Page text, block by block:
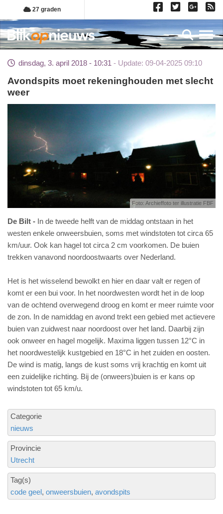
Overslaan
en
naar
de
gaan
27 graden
dinsdag, 3. april 2018 - 10:31 Update: 09-04-2025 09:10
Avondspits moet rekeninghouden met slecht
weer
Foto: Archieffoto ter illustratie FBF
De Bilt
In de tweede helft van de middag ontstaan in het
westen enkele onweersbuien, soms met windstoten tot circa 65
km/uur. Ook kan hagel tot circa 2 cm voorkomen. De buien
trekken vanavond noordoostwaarts over Nederland.
Het is het wisselend bewolkt en hier en daar valt er regen of
komt er een bui voor. In het noordwesten wordt het in de loop
van de ochtend overwegend droog en komt er meer ruimte voor
de zon. In de namiddag en avond trekt een gebied met actievere
buien van zuidwest naar noordoost over het land. Daarbij zijn
ook onweer en hagel mogelijk. Maxima liggen tussen 12°C in
het noordwestelijk kustgebied en 18°C in het zuiden en oosten.
De wind is matig, langs de kust soms vrij krachtig en komt uit
een zuidelijke richting. Bij de (onweers)buien is er kans op
windstoten tot 65 km/u.
Categorie
nieuws
Provincie
Utrecht
Tag(s)
code geel onweersbuien avondspits